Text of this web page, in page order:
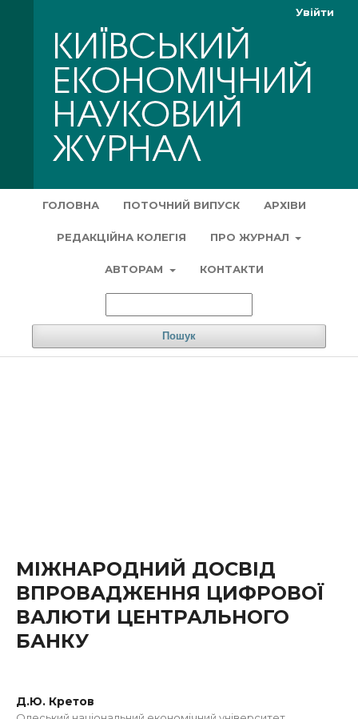
ГОЛОВНА ПОТОЧНИЙ ВИПУСК АРХІВИ
РЕДАКЦІЙНА КОЛЕГІЯ ПРО ЖУРНАЛ
АВТОРАМ КОНТАКТИ
Пошук
Увійти
МІЖНАРОДНИЙ ДОСВІД
ВПРОВАДЖЕННЯ ЦИФРОВОЇ
ВАЛЮТИ ЦЕНТРАЛЬНОГО
БАНКУ
Д.Ю. Кретов